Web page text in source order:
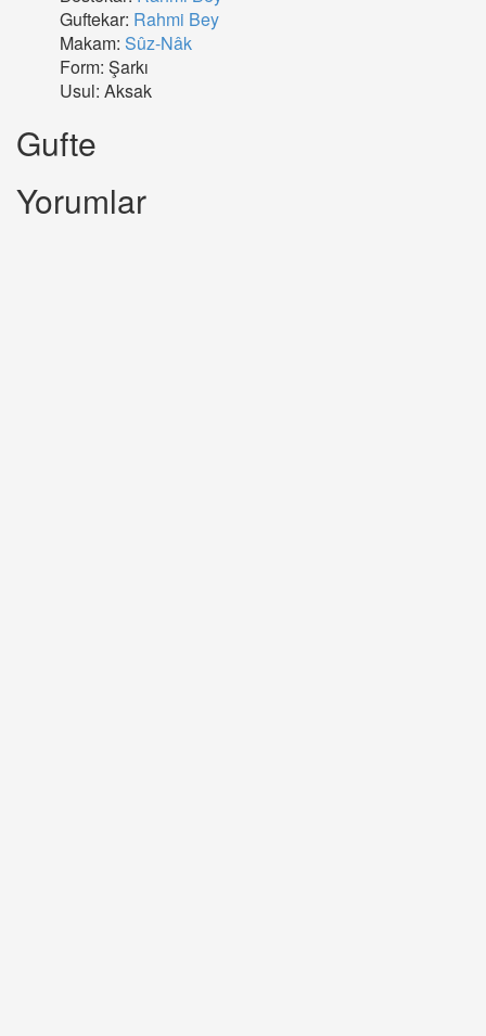
Guftekar: Rahmi Bey
Makam: Sûz-Nâk
Form: Şarkı
Usul: Aksak
Gufte
Yorumlar